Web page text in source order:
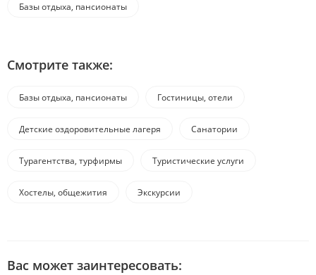
Базы отдыха, пансионаты
Смотрите также:
Базы отдыха, пансионаты Гостиницы, отели
Детские оздоровительные лагеря Санатории
Турагентства, турфирмы Туристические услуги
Хостелы, общежития Экскурсии
Вас может заинтересовать: